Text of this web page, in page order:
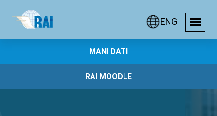
ENG
MANI DATI
RAI MOODLE